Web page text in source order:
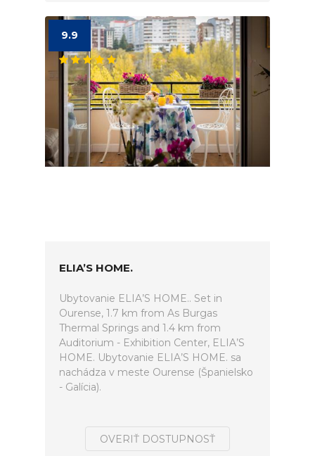
9.9
ELIA’S HOME.
Ubytovanie ELIA’S HOME.. Set in
Ourense, 1.7 km from As Burgas
Thermal Springs and 1.4 km from
Auditorium - Exhibition Center, ELIA’S
HOME. Ubytovanie ELIA’S HOME. sa
nachádza v meste Ourense (Španielsko
- Galícia).
OVERIŤ DOSTUPNOSŤ